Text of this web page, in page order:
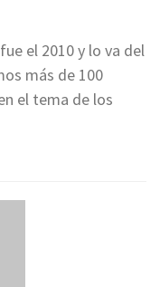
el 2010 y lo va del
más de 100
el tema de los